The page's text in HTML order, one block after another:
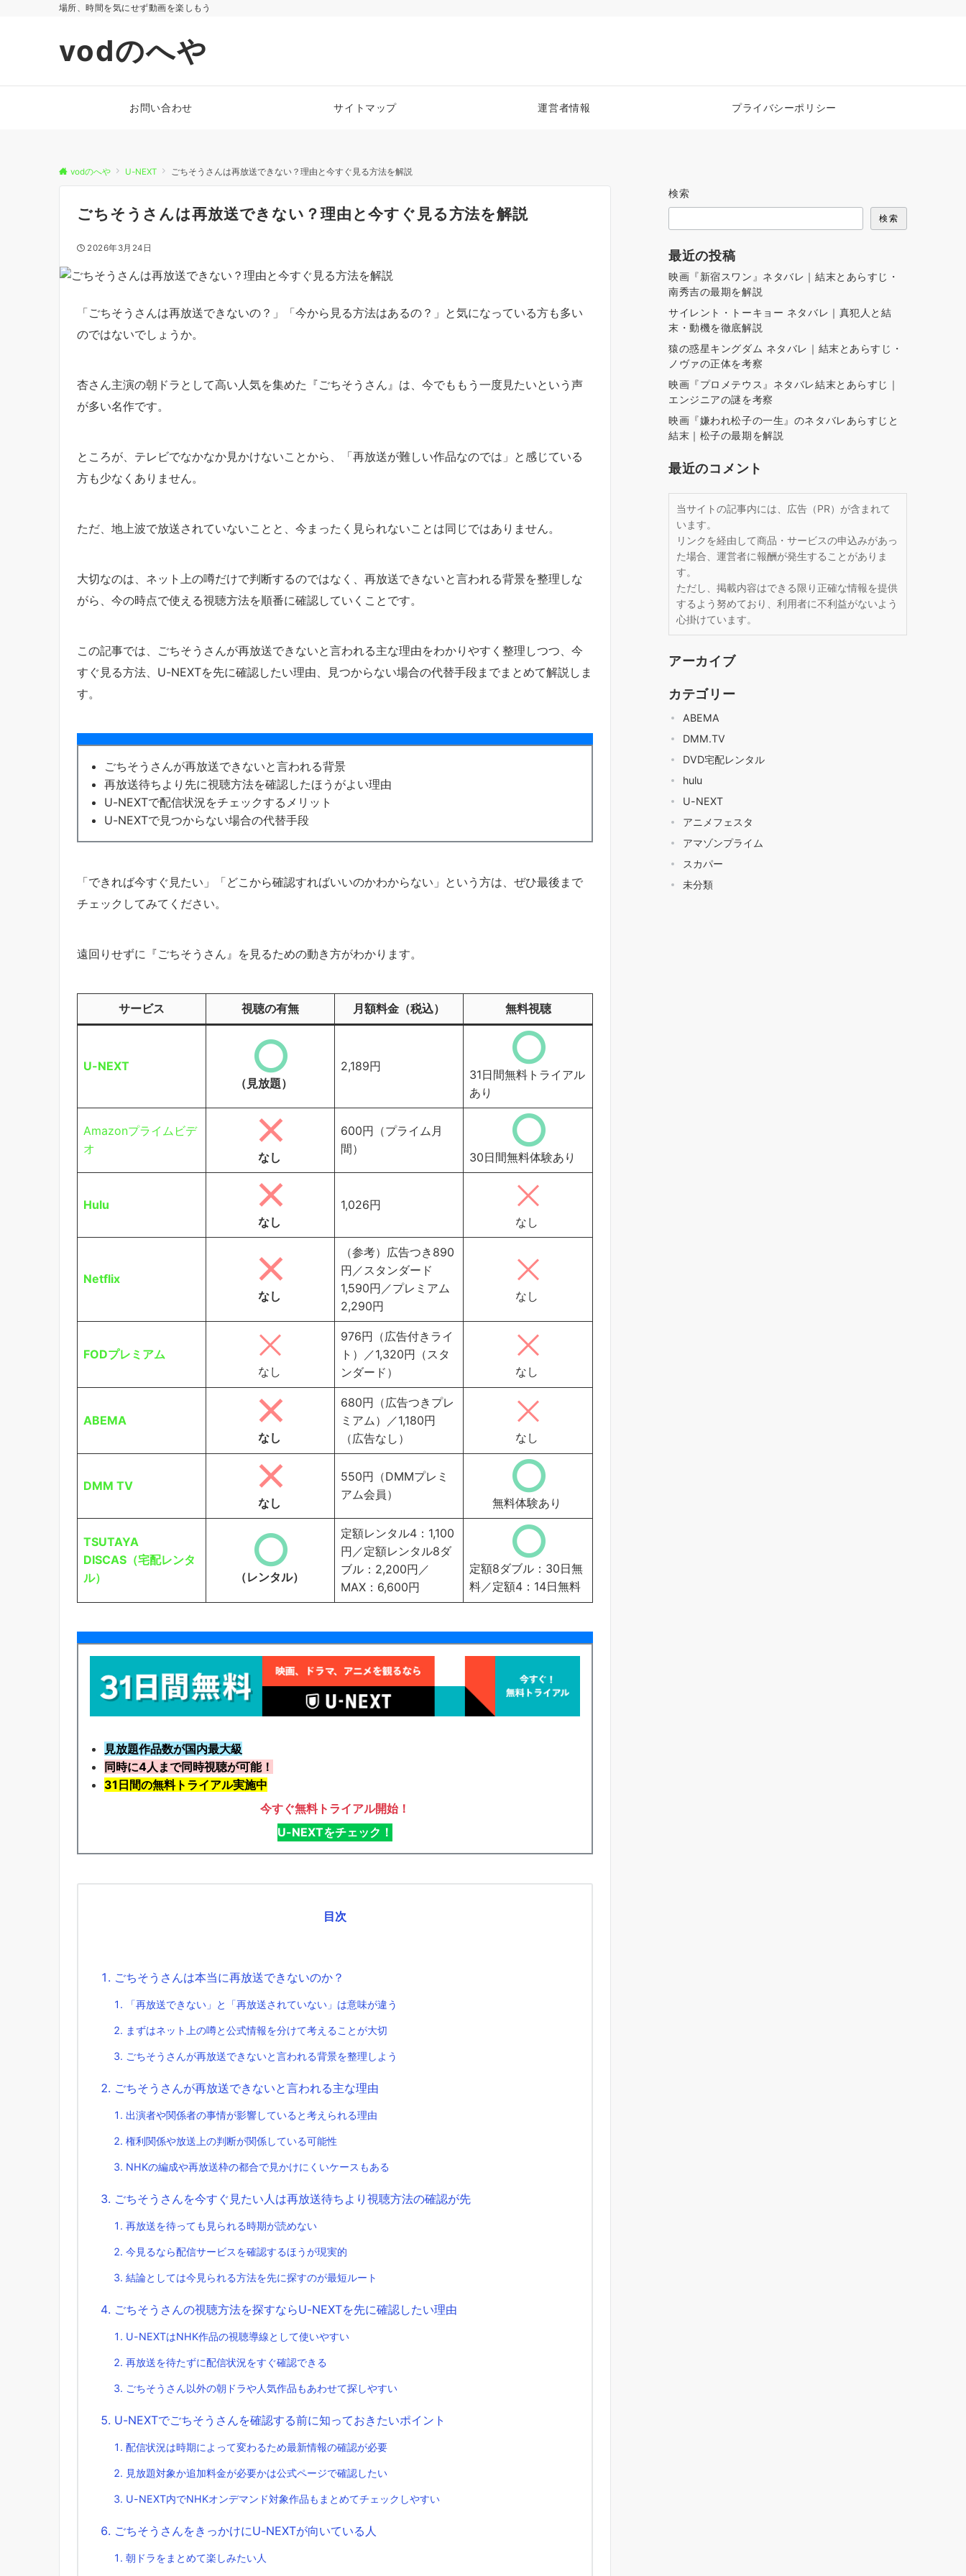
場所、時間を気にせず動画を楽しもう
vodのへや
お問い合わせ サイトマップ 運営者情報 プライバシーポリシー
vodのへや U-NEXT ごちそうさんは再放送できない？理由と今すぐ見る方法を解説
ごちそうさんは再放送できない？理由と今すぐ見る方法を解説
2026年3月24日
「ごちそうさんは再放送できないの？」「今から見る方法はあるの？」と気になっている方も多い
のではないでしょうか。
杏さん主演の朝ドラとして高い人気を集めた『ごちそうさん』は、今でももう一度見たいという声
が多い名作です。
ところが、テレビでなかなか見かけないことから、「再放送が難しい作品なのでは」と感じている
方も少なくありません。
ただ、地上波で放送されていないことと、今まったく見られないことは同じではありません。
大切なのは、ネット上の噂だけで判断するのではなく、再放送できないと言われる背景を整理しな
がら、今の時点で使える視聴方法を順番に確認していくことです。
この記事では、ごちそうさんが再放送できないと言われる主な理由をわかりやすく整理しつつ、今
すぐ見る方法、U-NEXTを先に確認したい理由、見つからない場合の代替手段までまとめて解説しま
す。
ごちそうさんが再放送できないと言われる背景
再放送待ちより先に視聴方法を確認したほうがよい理由
U-NEXTで配信状況をチェックするメリット
U-NEXTで見つからない場合の代替手段
「できれば今すぐ見たい」「どこから確認すればいいのかわからない」という方は、ぜひ最後まで
チェックしてみてください。
遠回りせずに『ごちそうさん』を見るための動き方がわかります。
サービス 視聴の有無 月額料金（税込） 無料視聴
U-NEXT
（見放題）
2,189円
31日間無料トライアル
あり
Amazonプライムビデ
オ
なし
600円（プライム月
間）
30日間無料体験あり
Hulu
なし
1,026円
なし
Netflix
なし
（参考）広告つき890
円／スタンダード
1,590円／プレミアム
2,290円
なし
FODプレミアム
なし
976円（広告付きライ
ト）／1,320円（スタ
ンダード）
なし
ABEMA
なし
680円（広告つきプレ
ミアム）／1,180円
（広告なし）
なし
DMM TV
なし
550円（DMMプレミ
アム会員）
無料体験あり
TSUTAYA
DISCAS（宅配レンタ
ル）
（レンタル）
定額レンタル4：1,100
円／定額レンタル8ダ
ブル：2,200円／
MAX：6,600円
定額8ダブル：30日無
料／定額4：14日無料
見放題作品数が国内最大級
同時に4人まで同時視聴が可能！
31日間の無料トライアル実施中
今すぐ無料トライアル開始！
U-NEXTをチェック！
目次
ごちそうさんは本当に再放送できないのか？
「再放送できない」と「再放送されていない」は意味が違う
まずはネット上の噂と公式情報を分けて考えることが大切
ごちそうさんが再放送できないと言われる背景を整理しよう
ごちそうさんが再放送できないと言われる主な理由
出演者や関係者の事情が影響していると考えられる理由
権利関係や放送上の判断が関係している可能性
NHKの編成や再放送枠の都合で見かけにくいケースもある
ごちそうさんを今すぐ見たい人は再放送待ちより視聴方法の確認が先
再放送を待っても見られる時期が読めない
今見るなら配信サービスを確認するほうが現実的
結論としては今見られる方法を先に探すのが最短ルート
ごちそうさんの視聴方法を探すならU-NEXTを先に確認したい理由
U-NEXTはNHK作品の視聴導線として使いやすい
再放送を待たずに配信状況をすぐ確認できる
ごちそうさん以外の朝ドラや人気作品もあわせて探しやすい
U-NEXTでごちそうさんを確認する前に知っておきたいポイント
配信状況は時期によって変わるため最新情報の確認が必要
見放題対象か追加料金が必要かは公式ページで確認したい
U-NEXT内でNHKオンデマンド対象作品もまとめてチェックしやすい
ごちそうさんをきっかけにU-NEXTが向いている人
朝ドラをまとめて楽しみたい人
検索
検索
最近の投稿
映画『新宿スワン』ネタバレ｜結末とあらすじ・
南秀吉の最期を解説
サイレント・トーキョー ネタバレ｜真犯人と結
末・動機を徹底解説
猿の惑星キングダム ネタバレ｜結末とあらすじ・
ノヴァの正体を考察
映画『プロメテウス』ネタバレ結末とあらすじ｜
エンジニアの謎を考察
映画『嫌われ松子の一生』のネタバレあらすじと
結末｜松子の最期を解説
最近のコメント
当サイトの記事内には、広告（PR）が含まれて
います。
リンクを経由して商品・サービスの申込みがあっ
た場合、運営者に報酬が発生することがありま
す。
ただし、掲載内容はできる限り正確な情報を提供
するよう努めており、利用者に不利益がないよう
心掛けています。
アーカイブ
カテゴリー
ABEMA
DMM.TV
DVD宅配レンタル
hulu
U-NEXT
アニメフェスタ
アマゾンプライム
スカパー
未分類